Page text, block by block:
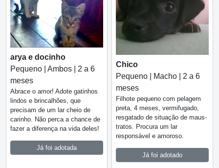
arya e docinho
Pequeno | Ambos | 2 a 6
meses
Abrace o amor! Adote gatinhos
lindos e brincalhões, que
precisam de um lar cheio de
carinho. Não perca a chance de
fazer a diferença na vida deles!
Já foi adotada
Chico
Pequeno | Macho | 2 a 6
meses
Filhote pequeno com pelagem
preta, 4 meses, vermifugado,
resgatado de situação de maus-
tratos. Procura um lar
responsável e amoroso.
Já foi adotado